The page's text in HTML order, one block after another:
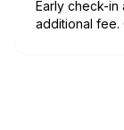
Early check-in
additional fee.